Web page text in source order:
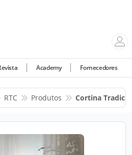
Academy Fornecedores
RTC Produtos Cortina